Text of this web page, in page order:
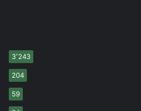
3٬243
204
59